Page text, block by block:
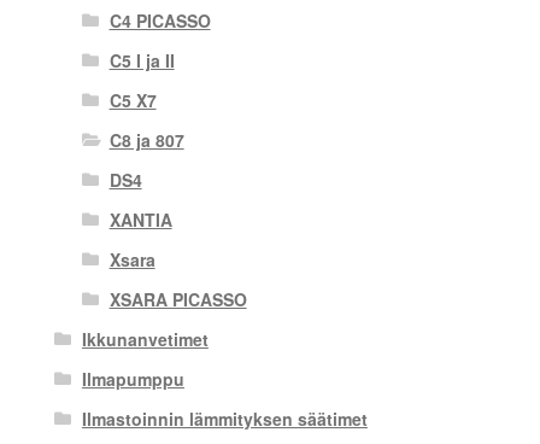
C4 PICASSO
C5 I ja II
C5 X7
C8 ja 807
DS4
XANTIA
Xsara
XSARA PICASSO
Ikkunanvetimet
Ilmapumppu
Ilmastoinnin lämmityksen säätimet